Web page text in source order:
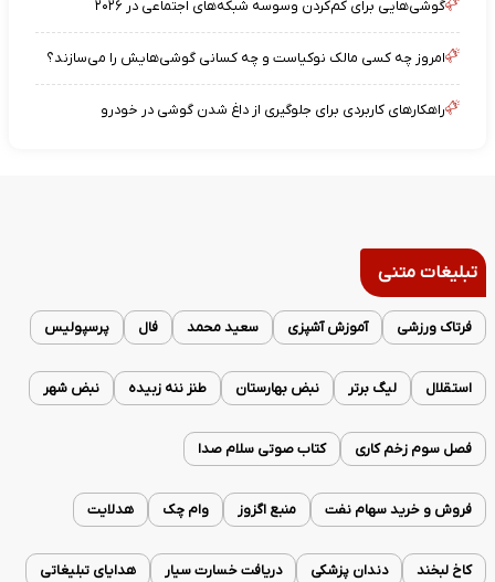
گوشی‌هایی برای کم‌کردن وسوسه شبکه‌های اجتماعی در ۲۰۲۶
امروز چه کسی مالک نوکیاست و چه کسانی گوشی‌هایش را می‌سازند؟
راهکارهای کاربردی برای جلوگیری از داغ شدن گوشی در خودرو
تبلیغات متنی
فرتاک ورزشی آموزش آشپزی سعید محمد فال پرسپولیس
استقلال لیگ برتر نبض بهارستان طنز ننه زبیده نبض شهر
فصل سوم زخم کاری کتاب صوتی سلام صدا
فروش و خرید سهام نفت منبع اگزوز وام چک هدلایت
کاخ لبخند دندان پزشکی دریافت خسارت سیار هدایای تبلیغاتی